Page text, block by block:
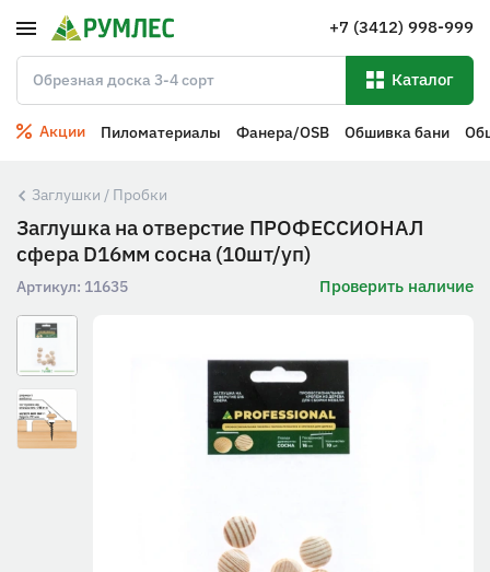
+7 (3412) 998-999
Каталог
Акции Пиломатериалы Фанера/OSB Обшивка бани
Заглушки / Пробки
Заглушка на отверстие ПРОФЕССИОНАЛ
сфера D16мм сосна (10шт/уп)
Артикул: 11635 Проверить наличие